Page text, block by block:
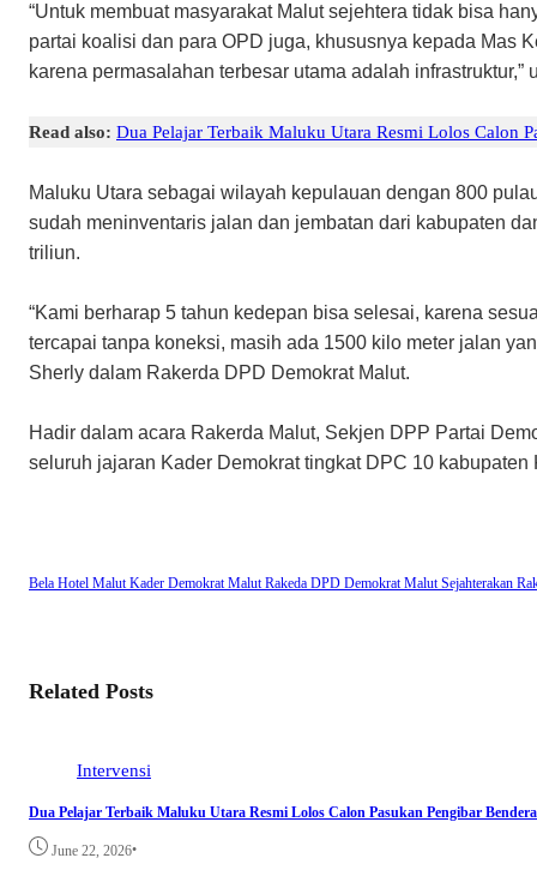
“Untuk membuat masyarakat Malut sejehtera tidak bisa
partai koalisi dan para OPD juga, khususnya kepada Mas
karena permasalahan terbesar utama adalah infrastruktur,”
Read also: Dua Pelajar Terbaik Maluku Utara Resmi Lolos Calon
Maluku Utara sebagai wilayah kepulauan dengan 800
sudah meninventaris jalan dan jembatan dari kabupaten
triliun.
“Kami berharap 5 tahun kedepan bisa selesai, karena
tercapai tanpa koneksi, masih ada 1500 kilo meter jalan
Sherly dalam Rakerda DPD Demokrat Malut.
Hadir dalam acara Rakerda Malut, Sekjen DPP Partai
seluruh jajaran Kader Demokrat tingkat DPC 10 kabupaten
Bela Hotel MalutKader Demokrat MalutRakeda DPD Demokrat MalutSejahterakan
Related Posts
Intervensi
Dua Pelajar Terbaik Maluku Utara Resmi Lolos Calon Pasukan Pengibar
June 22, 2026•